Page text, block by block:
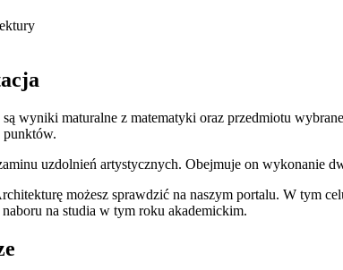
wyniki maturalne z matematyki oraz przedmiotu
punktów.
uzdolnień artystycznych. Obejmuje on wykonanie
możesz sprawdzić na naszym portalu. W tym
na studia w tym roku akademickim.